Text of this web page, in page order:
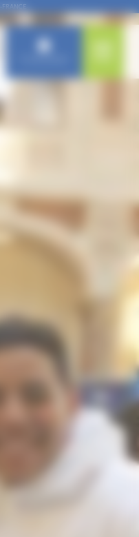
Connexion
FRANCE